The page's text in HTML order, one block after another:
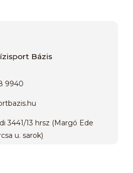
Bázis
9940
3441/13 hrsz (Margó Ede
u. sarok)